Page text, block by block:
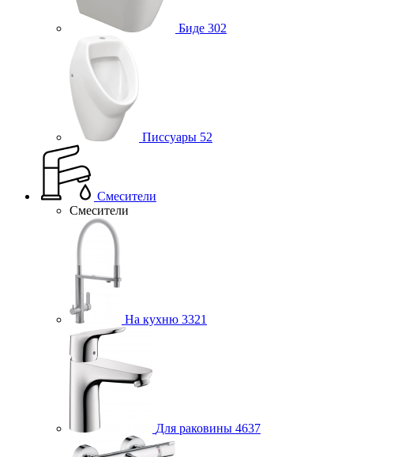
Биде 302
Писсуары 52
Смесители
Смесители
На кухню 3321
Для раковины 4637